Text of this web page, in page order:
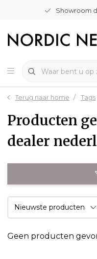
Showroom
Terug naar home Tags
Producten
dealer
Geen producten